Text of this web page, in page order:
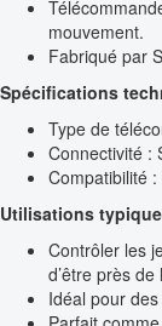
mouvement.
Fabriqué par
Spécifications
Type de
Connectivité :
Compatibilité
Utilisations
Contrôler les
d’être près de
Idéal pour